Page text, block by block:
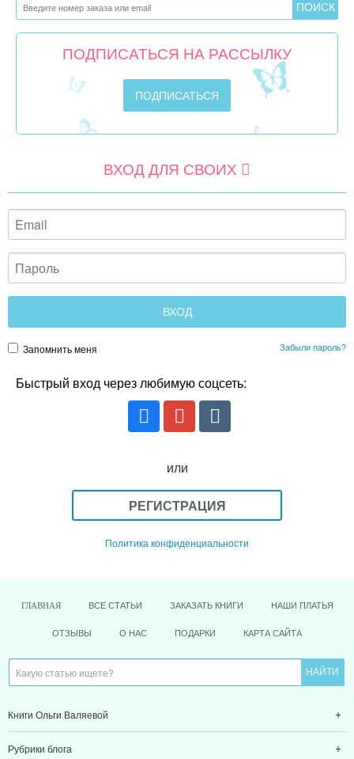
ПОДПИСАТЬСЯ НА РАССЫЛКУ
ВХОД ДЛЯ СВОИХ
Запомнить меня Забыли пароль?
Быстрый вход через любимую соцсеть:
или
РЕГИСТРАЦИЯ
Политика конфиденциальности
ГЛАВНАЯ ВСЕ СТАТЬИ ЗАКАЗАТЬ КНИГИ НАШИ ПЛАТЬЯ
ОТЗЫВЫ О НАС ПОДАРКИ КАРТА САЙТА
Книги Ольги Валяевой
Рубрики блога